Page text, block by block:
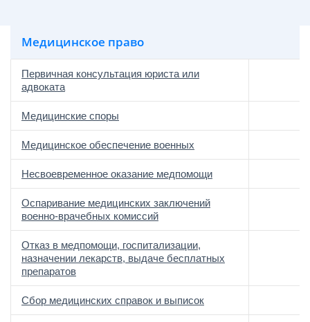
Медицинское право
Первичная консультация юриста или
адвоката
Медицинские споры
Медицинское обеспечение военных
Несвоевременное оказание медпомощи
Оспаривание медицинских заключений
военно-врачебных комиссий
Отказ в медпомощи, госпитализации,
назначении лекарств, выдаче бесплатных
препаратов
Сбор медицинских справок и выписок